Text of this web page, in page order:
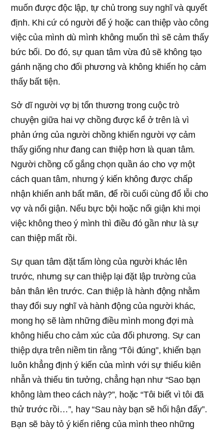
muốn được độc lập, tự chủ trong suy nghĩ và quyết
định. Khi cứ có người để ý hoặc can thiệp vào công
việc của mình dù mình không muốn thì sẽ cảm thấy
bức bối. Do đó, sự quan tâm vừa đủ sẽ không tạo
gánh nặng cho đối phương và không khiến họ cảm
thấy bất tiện.
Sở dĩ người vợ bị tổn thương trong cuộc trò
chuyện giữa hai vợ chồng được kể ở trên là vì
phản ứng của người chồng khiến người vợ cảm
thấy giống như đang can thiệp hơn là quan tâm.
Người chồng cố gắng chọn quần áo cho vợ một
cách quan tâm, nhưng ý kiến không được chấp
nhận khiến anh bất mãn, để rồi cuối cùng đổ lỗi cho
vợ và nổi giận. Nếu bực bội hoặc nổi giận khi mọi
việc không theo ý mình thì điều đó gần như là sự
can thiệp mất rồi.
Sự quan tâm đặt tấm lòng của người khác lên
trước, nhưng sự can thiệp lại đặt lập trường của
bản thân lên trước. Can thiệp là hành động nhằm
thay đổi suy nghĩ và hành động của người khác,
mong họ sẽ làm những điều mình mong đợi mà
không hiểu cho cảm xúc của đối phương. Sự can
thiệp dựa trên niềm tin rằng “Tôi đúng”, khiến bạn
luôn khẳng định ý kiến của mình với sự thiếu kiên
nhẫn và thiếu tin tưởng, chẳng hạn như “Sao bạn
không làm theo cách này?”, hoặc “Tôi biết vì tôi đã
thử trước rồi…”, hay “Sau này bạn sẽ hối hận đấy”.
Bạn sẽ bày tỏ ý kiến riêng của mình theo những